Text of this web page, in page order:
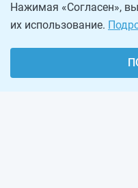
Нажимая «Согласен»,
их использование.